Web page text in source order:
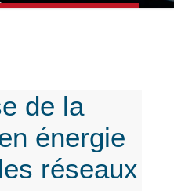
de la
énergie
réseaux